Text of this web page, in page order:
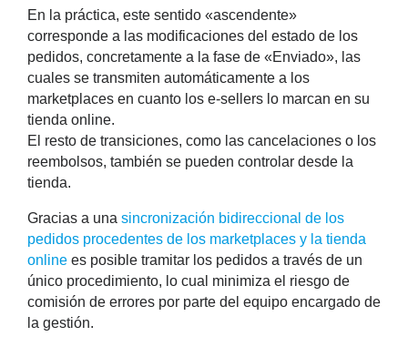
En la práctica, este sentido «ascendente»
corresponde a las modificaciones del estado de los
pedidos, concretamente a la fase de «Enviado», las
cuales se transmiten automáticamente a los
marketplaces en cuanto los e-sellers lo marcan en su
tienda online.
El resto de transiciones, como las cancelaciones o los
reembolsos, también se pueden controlar desde la
tienda.
Gracias a una sincronización bidireccional de los
pedidos procedentes de los marketplaces y la tienda
online es posible tramitar los pedidos a través de un
único procedimiento, lo cual minimiza el riesgo de
comisión de errores por parte del equipo encargado de
la gestión.